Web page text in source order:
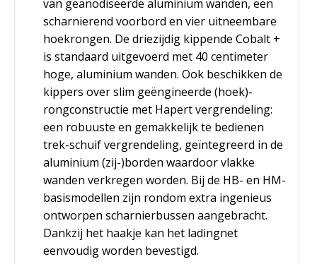
van geanodiseerde aluminium wanden, een
scharnierend voorbord en vier uitneembare
hoekrongen. De driezijdig kippende Cobalt +
is standaard uitgevoerd met 40 centimeter
hoge, aluminium wanden. Ook beschikken de
kippers over slim geëngineerde (hoek)-
rongconstructie met Hapert vergrendeling:
een robuuste en gemakkelijk te bedienen
trek-schuif vergrendeling, geïntegreerd in de
aluminium (zij-)borden waardoor vlakke
wanden verkregen worden. Bij de HB- en HM-
basismodellen zijn rondom extra ingenieus
ontworpen scharnierbussen aangebracht.
Dankzij het haakje kan het ladingnet
eenvoudig worden bevestigd.